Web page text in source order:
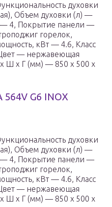
духовки
Объем духовки (л) —
— 4, Покрытие панели —
горелок,
кВт — 4.6, Класс
— нержавеющая
x Ш x Г (мм) — 850 x 500 x
564V G6 INOX
духовки
Объем духовки (л) —
— 4, Покрытие панели —
горелок,
кВт — 4.6, Класс
— нержавеющая
x Ш x Г (мм) — 850 x 500 x